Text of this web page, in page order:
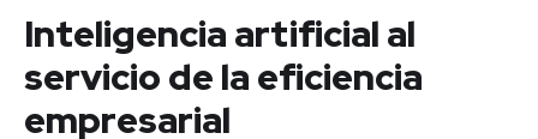
Inteligencia artificial al
servicio de la eficiencia
empresarial